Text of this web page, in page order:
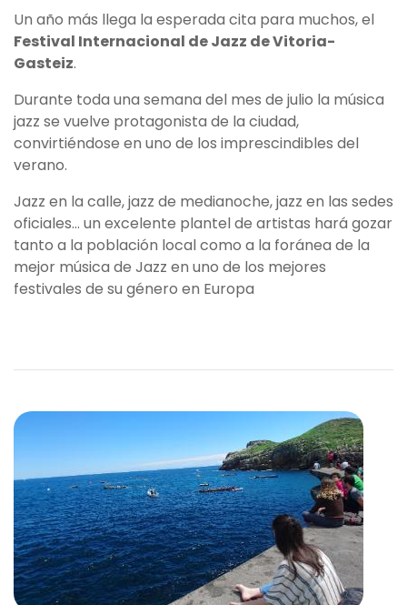
Un año más llega la esperada cita para muchos, el
Festival Internacional de Jazz de Vitoria-
Gasteiz.
Durante toda una semana del mes de julio la música
jazz se vuelve protagonista de la ciudad,
convirtiéndose en uno de los imprescindibles del
verano.
Jazz en la calle, jazz de medianoche, jazz en las sedes
oficiales… un excelente plantel de artistas hará gozar
tanto a la población local como a la foránea de la
mejor música de Jazz en uno de los mejores
festivales de su género en Europa